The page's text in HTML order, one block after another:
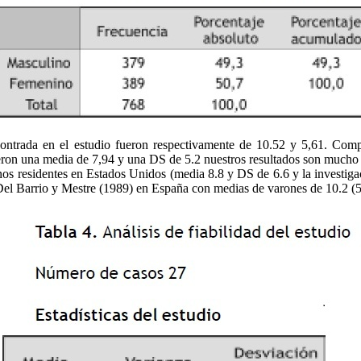
en el estudio fueron respectivamente de 10.52 y 5,61.
una media de 7,94 y una DS de 5.2 nuestros resultados son
residentes en Estados Unidos (media 8.8 y DS de 6.6 y la
Barrio y Mestre (1989) en España con medias de varones de 10.2